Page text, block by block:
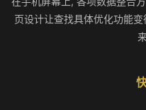
页设计让查找具体优化功能